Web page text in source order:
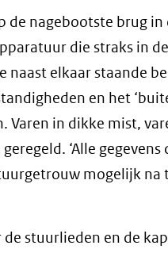
de nagebootste brug
die straks in
naast elkaar staande
en het
Varen in dikke mist,
‘Alle
mogelijk na
stuurlieden en de